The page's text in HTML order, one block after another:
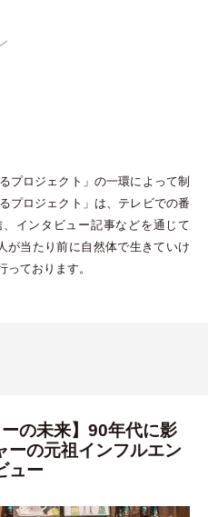
プロジェクト 」 の一環によって制
プロジェクト 」 は、テレビでの番
インタビュー記事などを通じて
が当たり前に自然体で生きていけ
ております。
の未来】90年代に影
ーの元祖インフルエン
ュー